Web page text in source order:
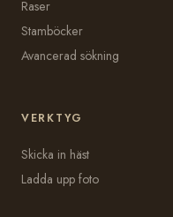
Raser
Stamböcker
Avancerad sökning
VERKTYG
Skicka in häst
Ladda upp foto